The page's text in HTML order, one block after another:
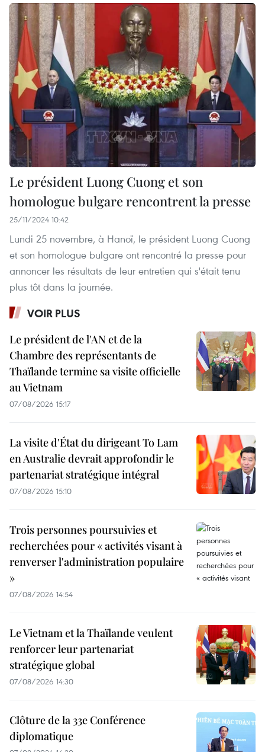
Le président Luong Cuong et son
homologue bulgare rencontrent la presse
25/11/2024 10:42
Lundi 25 novembre, à Hanoï, le président Luong Cuong
et son homologue bulgare ont rencontré la presse pour
annoncer les résultats de leur entretien qui s'était tenu
plus tôt dans la journée.
VOIR PLUS
Le président de l'AN et de la
Chambre des représentants de
Thaïlande termine sa visite officielle
au Vietnam
07/08/2026 15:17
La visite d'État du dirigeant To Lam
en Australie devrait approfondir le
partenariat stratégique intégral
07/08/2026 15:10
Trois personnes poursuivies et
recherchées pour « activités visant à
renverser l'administration populaire
»
07/08/2026 14:54
Le Vietnam et la Thaïlande veulent
renforcer leur partenariat
stratégique global
07/08/2026 14:30
Clôture de la 33e Conférence
diplomatique